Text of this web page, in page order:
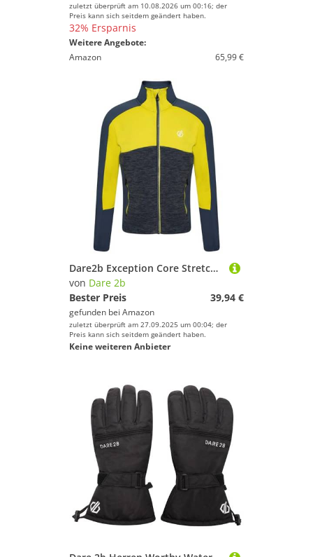
zuletzt überprüft am 10.08.2026 um 00:16; der
Preis kann sich seitdem geändert haben.
32% Ersparnis
Weitere Angebote:
Amazon
65,99 €
Dare2b Exception Core Stretch-Walkingfleece mit durchgehendem Reißverschluss für Kinder
von Dare 2b
Bester Preis
39,94 €
gefunden bei Amazon
zuletzt überprüft am 27.09.2025 um 00:04; der
Preis kann sich seitdem geändert haben.
Keine weiteren Anbieter